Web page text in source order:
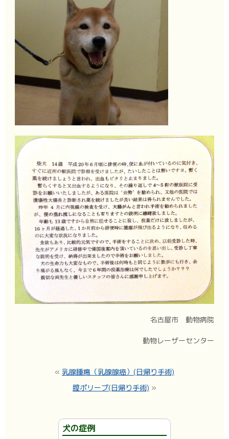
名古屋市 動物病院
動物レーザーセンター
« 乳腺腫瘍（乳腺腺癌）(日帰り手術)
膣ポリープ(日帰り手術) »
犬の症例